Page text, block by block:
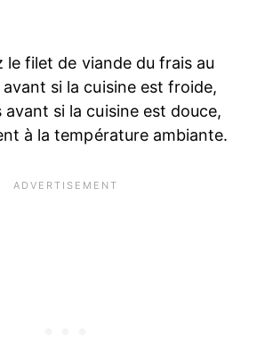
le filet de viande du frais au
avant si la cuisine est froide,
avant si la cuisine est douce,
à la température ambiante.